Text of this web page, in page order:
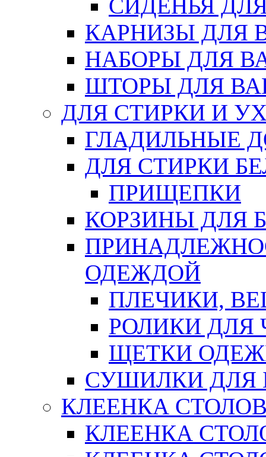
СИДЕНЬЯ
КАРНИЗЫ ДЛЯ
НАБОРЫ ДЛЯ
ШТОРЫ ДЛЯ
ДЛЯ СТИРКИ И
ГЛАДИЛЬНЫЕ
ДЛЯ СТИРКИ
ПРИЩЕПКИ
КОРЗИНЫ ДЛЯ
ОДЕЖДОЙ
ПЛЕЧИКИ,
РОЛИКИ ДЛЯ
ЩЕТКИ
СУШИЛКИ ДЛЯ
КЛЕЕНКА
КЛЕЕНКА